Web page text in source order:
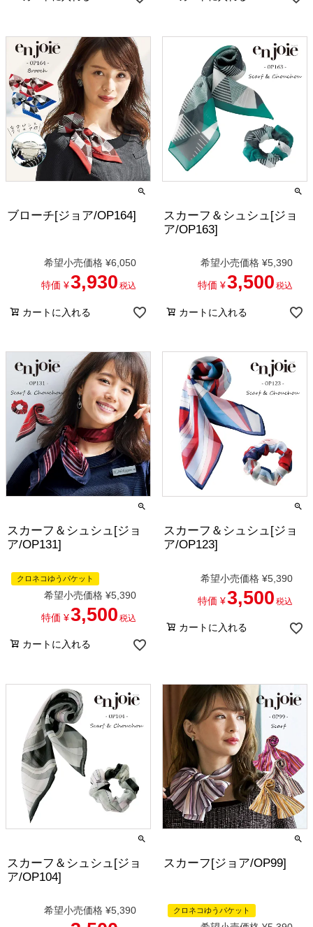
ブローチ[ジョア/OP164]
希望小売価格 ¥6,050
特価 ¥3,930 税込
カートに入れる
スカーフ＆シュシュ[ジョ
ア/OP163]
希望小売価格 ¥5,390
特価 ¥3,500 税込
カートに入れる
スカーフ＆シュシュ[ジョ
ア/OP131]
クロネコゆうパケット
希望小売価格 ¥5,390
特価 ¥3,500 税込
カートに入れる
スカーフ＆シュシュ[ジョ
ア/OP123]
希望小売価格 ¥5,390
特価 ¥3,500 税込
カートに入れる
スカーフ＆シュシュ[ジョ
ア/OP104]
希望小売価格 ¥5,390
スカーフ[ジョア/OP99]
クロネコゆうパケット